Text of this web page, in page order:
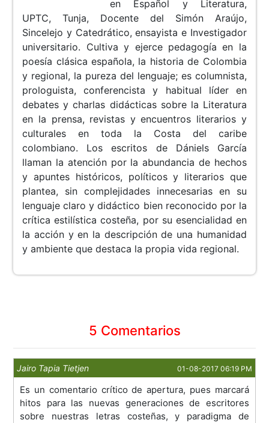
en Español y Literatura,
UPTC, Tunja, Docente del Simón Araújo,
Sincelejo y Catedrático, ensayista e Investigador
universitario. Cultiva y ejerce pedagogía en la
poesía clásica española, la historia de Colombia
y regional, la pureza del lenguaje; es columnista,
prologuista, conferencista y habitual líder en
debates y charlas didácticas sobre la Literatura
en la prensa, revistas y encuentros literarios y
culturales en toda la Costa del caribe
colombiano. Los escritos de Dániels García
llaman la atención por la abundancia de hechos
y apuntes históricos, políticos y literarios que
plantea, sin complejidades innecesarias en su
lenguaje claro y didáctico bien reconocido por la
crítica estilística costeña, por su esencialidad en
la acción y en la descripción de una humanidad
y ambiente que destaca la propia vida regional.
5 Comentarios
Jairo Tapia Tietjen 01-08-2017 06:19 PM
Es un comentario crítico de apertura, pues marcará
hitos para las nuevas generaciones de escritores
sobre nuestras letras costeñas, y paradigma de